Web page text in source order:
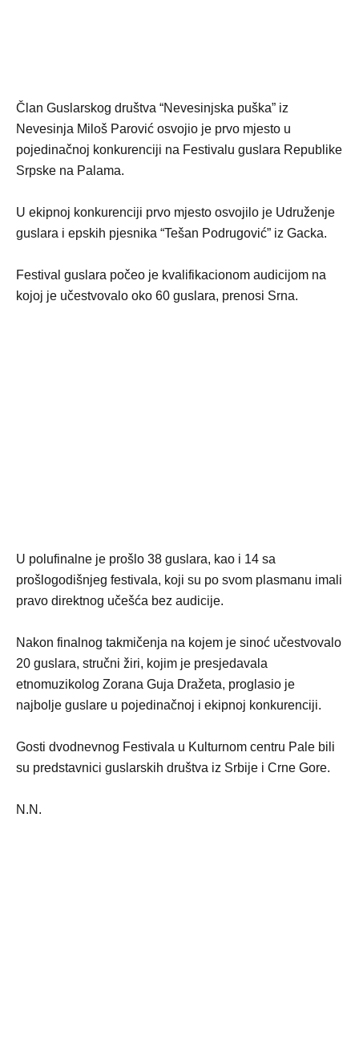
Član Guslarskog društva “Nevesinjska puška” iz
Nevesinja Miloš Parović osvojio je prvo mjesto u
pojedinačnoj konkurenciji na Festivalu guslara Republike
Srpske na Palama.
U ekipnoj konkurenciji prvo mjesto osvojilo je Udruženje
guslara i epskih pjesnika “Tešan Podrugović” iz Gacka.
Festival guslara počeo je kvalifikacionom audicijom na
kojoj je učestvovalo oko 60 guslara, prenosi Srna.
U polufinalne je prošlo 38 guslara, kao i 14 sa
prošlogodišnjeg festivala, koji su po svom plasmanu imali
pravo direktnog učešća bez audicije.
Nakon finalnog takmičenja na kojem je sinoć učestvovalo
20 guslara, stručni žiri, kojim je presjedavala
etnomuzikolog Zorana Guja Dražeta, proglasio je
najbolje guslare u pojedinačnoj i ekipnoj konkurenciji.
Gosti dvodnevnog Festivala u Kulturnom centru Pale bili
su predstavnici guslarskih društva iz Srbije i Crne Gore.
N.N.